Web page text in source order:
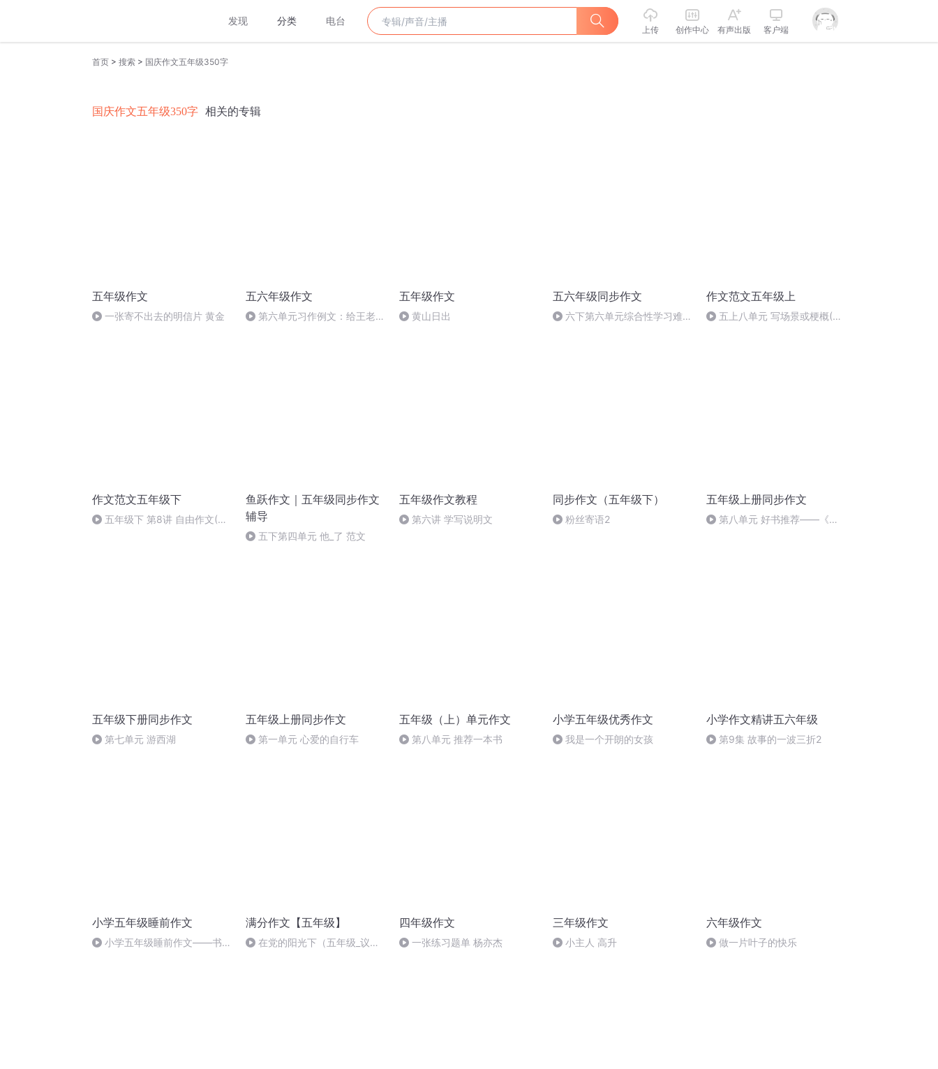
发现 分类 电台
上传 创作中心 有声出版 客户端
首页 > 搜索 > 国庆作文五年级350字
国庆作文五年级350字 相关的专辑
五年级作文
一张寄不出去的明信片 黄金
五六年级作文
第六单元习作例文：给王老师
五年级作文
黄山日出
五六年级同步作文
六下第六单元综合性学习难忘
作文范文五年级上
五上八单元 写场景或梗概(4)
作文范文五年级下
五年级下 第8讲 自由作文(4)
鱼跃作文｜五年级同步作文
辅导
五下第四单元 他_了 范文
五年级作文教程
第六讲 学写说明文
同步作文（五年级下）
粉丝寄语2
五年级上册同步作文
第八单元 好书推荐——《西
五年级下册同步作文
第七单元 游西湖
五年级上册同步作文
第一单元 心爱的自行车
五年级（上）单元作文
第八单元 推荐一本书
小学五年级优秀作文
我是一个开朗的女孩
小学作文精讲五六年级
第9集 故事的一波三折2
小学五年级睡前作文
小学五年级睡前作文——书信
满分作文【五年级】
在党的阳光下（五年级_议论
四年级作文
一张练习题单 杨亦杰
三年级作文
小主人 高升
六年级作文
做一片叶子的快乐